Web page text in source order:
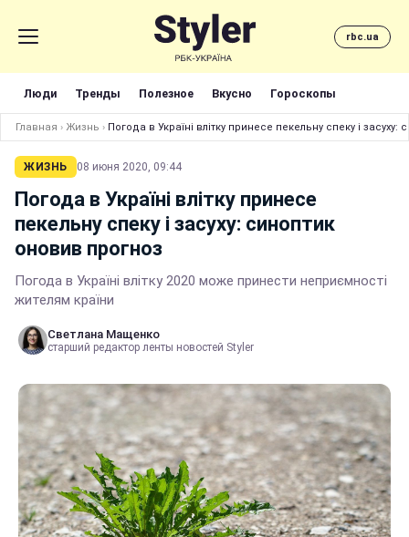
rbc.ua
Люди Тренды Полезное Вкусно Гороскопы
Главная › Жизнь › Погода в Україні влітку принесе пекельну спеку і
ЖИЗНЬ 08 июня 2020, 09:44
Погода в Україні влітку принесе
пекельну спеку і засуху: синоптик
оновив прогноз
Погода в Україні влітку 2020 може принести неприємності
жителям країни
Светлана Мащенко
старший редактор ленты новостей Styler